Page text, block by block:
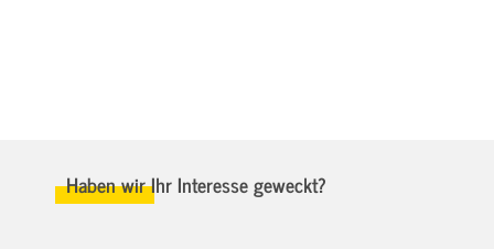
Haben wir Ihr Interesse geweckt?